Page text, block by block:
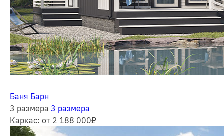
Баня Барн
3 размера 3 размера
Каркас: от 2 188 000₽